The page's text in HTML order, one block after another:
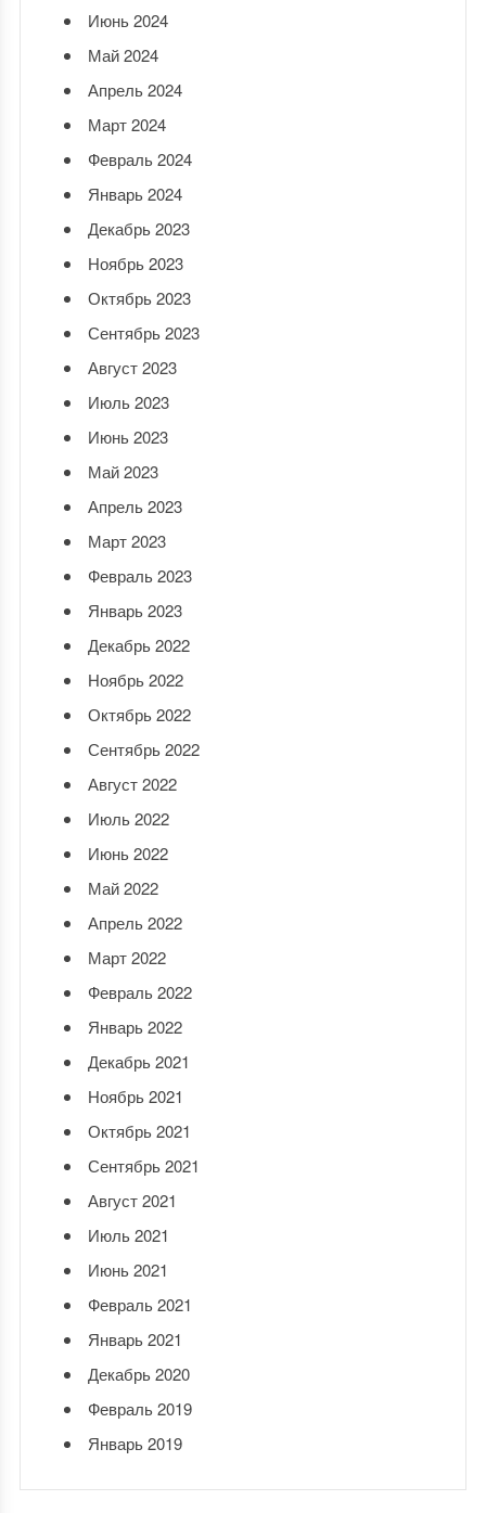
Июнь 2024
Май 2024
Апрель 2024
Март 2024
Февраль 2024
Январь 2024
Декабрь 2023
Ноябрь 2023
Октябрь 2023
Сентябрь 2023
Август 2023
Июль 2023
Июнь 2023
Май 2023
Апрель 2023
Март 2023
Февраль 2023
Январь 2023
Декабрь 2022
Ноябрь 2022
Октябрь 2022
Сентябрь 2022
Август 2022
Июль 2022
Июнь 2022
Май 2022
Апрель 2022
Март 2022
Февраль 2022
Январь 2022
Декабрь 2021
Ноябрь 2021
Октябрь 2021
Сентябрь 2021
Август 2021
Июль 2021
Июнь 2021
Февраль 2021
Январь 2021
Декабрь 2020
Февраль 2019
Январь 2019